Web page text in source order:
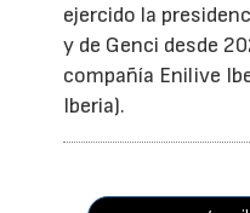
ejercido la
y de Genci desde
compañía Enilive
Iberia).